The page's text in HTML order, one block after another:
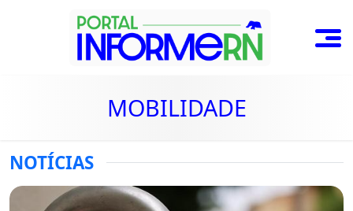
MOBILIDADE
NOTÍCIAS